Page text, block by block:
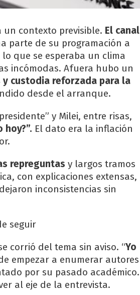
contexto previsible. El canal
parte de su programación a
que se esperaba un clima
incómodas. Afuera hubo un
custodia reforzada para la
desde el arranque.
y Milei, entre risas,
hoy?”. El dato era la inflación
repreguntas y largos tramos
con explicaciones extensas,
inconsistencias sin
seguir
corrió del tema sin aviso. “Yo
empezar a enumerar autores
por su pasado académico.
al eje de la entrevista.